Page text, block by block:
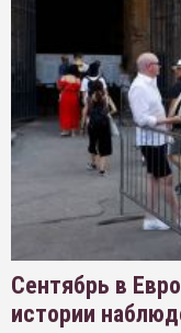
Сентябрь в
истории